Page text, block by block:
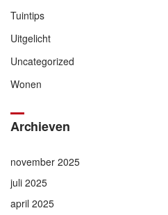
Tuintips
Uitgelicht
Uncategorized
Wonen
Archieven
november 2025
juli 2025
april 2025